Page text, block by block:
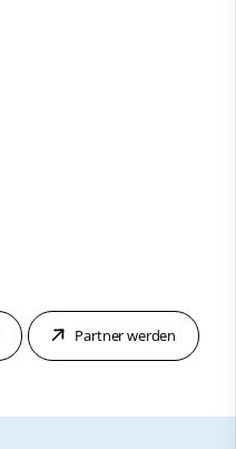
Partner werden